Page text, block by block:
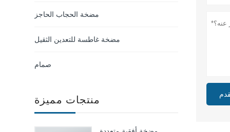
مضخة الحجاب الحاجز
مضخة غاطسة للتعدين الثقيل
صمام
منتجات مميزة